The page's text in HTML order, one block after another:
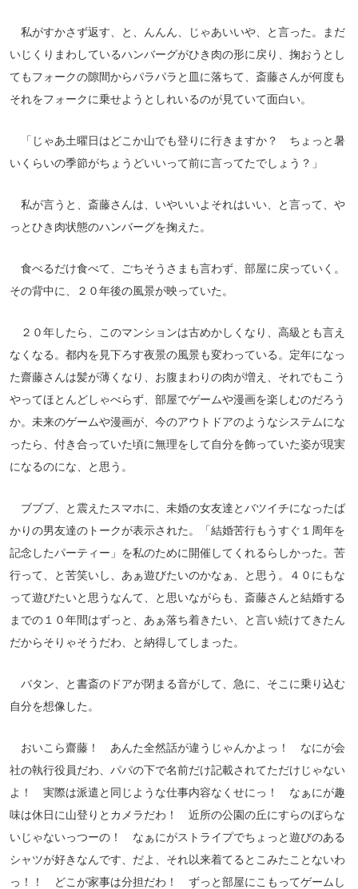
私がすかさず返す、と、んんん、じゃあいいや、と言った。まだ
いじくりまわしているハンバーグがひき肉の形に戻り、掬おうとし
てもフォークの隙間からパラパラと皿に落ちて、斎藤さんが何度も
それをフォークに乗せようとしれいるのが見ていて面白い。
「じゃあ土曜日はどこか山でも登りに行きますか？ ちょっと暑
いくらいの季節がちょうどいいって前に言ってたでしょう？」
私が言うと、斎藤さんは、いやいいよそれはいい、と言って、や
っとひき肉状態のハンバーグを掬えた。
食べるだけ食べて、ごちそうさまも言わず、部屋に戻っていく。
その背中に、２０年後の風景が映っていた。
２０年したら、このマンションは古めかしくなり、高級とも言え
なくなる。都内を見下ろす夜景の風景も変わっている。定年になっ
た齋藤さんは髪が薄くなり、お腹まわりの肉が増え、それでもこう
やってほとんどしゃべらず、部屋でゲームや漫画を楽しむのだろう
か。未来のゲームや漫画が、今のアウトドアのようなシステムにな
ったら、付き合っていた頃に無理をして自分を飾っていた姿が現実
になるのにな、と思う。
ブブブ、と震えたスマホに、未婚の女友達とバツイチになったば
かりの男友達のトークが表示された。「結婚苦行もうすぐ１周年を
記念したパーティー」を私のために開催してくれるらしかった。苦
行って、と苦笑いし、あぁ遊びたいのかなぁ、と思う。４０にもな
って遊びたいと思うなんて、と思いながらも、斎藤さんと結婚する
までの１０年間はずっと、あぁ落ち着きたい、と言い続けてきたん
だからそりゃそうだわ、と納得してしまった。
バタン、と書斎のドアが閉まる音がして、急に、そこに乗り込む
自分を想像した。
おいこら齋藤！ あんた全然話が違うじゃんかよっ！ なにが会
社の執行役員だわ、パパの下で名前だけ記載されてただけじゃない
よ！ 実際は派遣と同じような仕事内容なくせにっ！ なぁにが趣
味は休日に山登りとカメラだわ！ 近所の公園の丘にすらのぼらな
いじゃないっつーの！ なぁにがストライプでちょっと遊びのある
シャツが好きなんです、だよ、それ以来着てるとこみたことないわ
っ！！ どこが家事は分担だわ！ ずっと部屋にこもってゲームし